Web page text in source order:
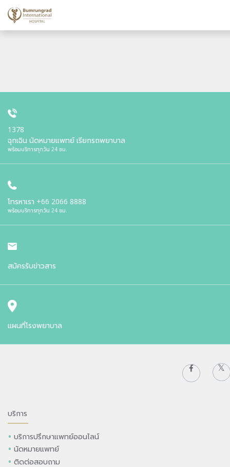
1378
ฉุกเฉิน นัดหมายแพทย์ เรียกรถพยาบาล
พร้อมบริการทุกวัน 24 ชม.
โทรหาเรา +66 2066 8888
พร้อมบริการทุกวัน 24 ชม.
สมัครรับข่าวสาร
แผนที่โรงพยาบาล
บริการ
บริการปรึกษาแพทย์ออนไลน์
นัดหมายแพทย์
ติดต่อสอบถาม